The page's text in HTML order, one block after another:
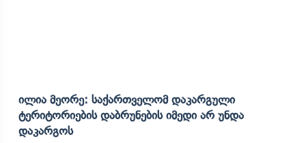
Ილია Მეორე: Საქართველომ Დაკარგული
Ტერიტორიების Დაბრუნების Იმედი Არ Უნდა
Დაკარგოს